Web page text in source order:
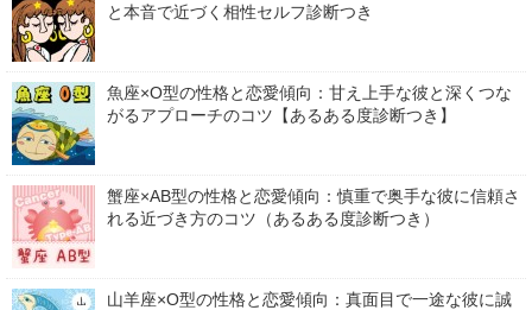
と本音で近づく相性セルフ診断つき
魚座×O型の性格と恋愛傾向：甘え上手な彼と深くつな
がるアプローチのコツ【あるある度診断つき】
蟹座×AB型の性格と恋愛傾向：慎重で奥手な彼に信頼さ
れる近づき方のコツ（あるある度診断つき）
山羊座×O型の性格と恋愛傾向：真面目で一途な彼に誠